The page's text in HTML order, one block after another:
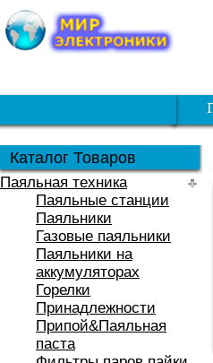
Каталог Товаров
Паяльная техника
Паяльные станции
Паяльники
Газовые паяльники
Паяльники на
аккумуляторах
Горелки
Принадлежности
Припой&Паяльная
паста